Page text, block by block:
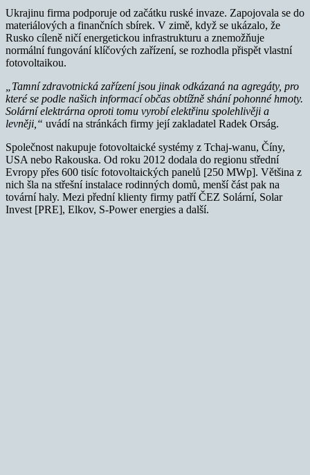
Ukrajinu firma podporuje od začátku ruské invaze. Zapojovala se do
materiálových a finančních sbírek. V zimě, když se ukázalo, že
Rusko cíleně ničí energetickou infrastrukturu a znemožňuje
normální fungování klíčových zařízení, se rozhodla přispět vlastní
fotovoltaikou.
„Tamní zdravotnická zařízení jsou jinak odkázaná na agregáty, pro
které se podle našich informací občas obtížně shání pohonné hmoty.
Solární elektrárna oproti tomu vyrobí elektřinu spolehlivěji a
levněji,“ uvádí na stránkách firmy její zakladatel Radek Orság.
Společnost nakupuje fotovoltaické systémy z Tchaj-wanu, Číny,
USA nebo Rakouska. Od roku 2012 dodala do regionu střední
Evropy přes 600 tisíc fotovoltaických panelů [250 MWp]. Většina z
nich šla na střešní instalace rodinných domů, menší část pak na
tovární haly. Mezi přední klienty firmy patří ČEZ Solární, Solar
Invest [PRE], Elkov, S-Power energies a další.